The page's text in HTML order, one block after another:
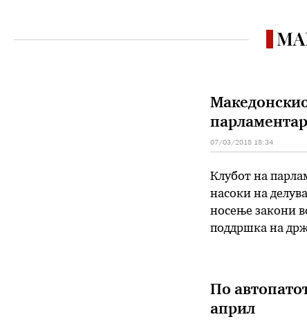
07/03/2018 18:34
Клубот на
насоки на
носење закони
поддршка на
По
април